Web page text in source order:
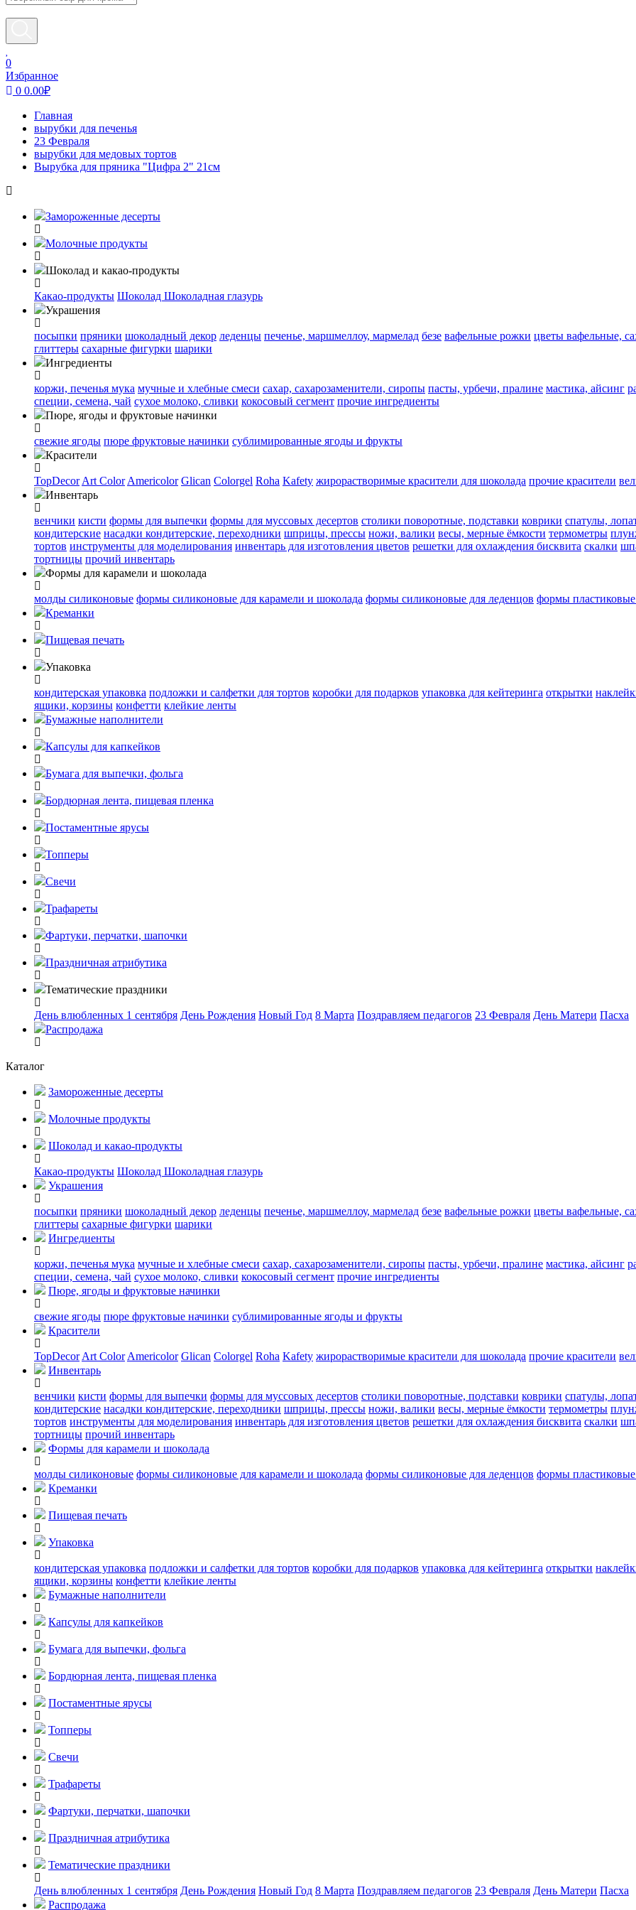
0
Избранное
0 0.00₽
Главная
вырубки для печенья
23 Февраля
вырубки для медовых тортов
Вырубка для пряника "Цифра 2" 21см
Замороженные десерты
Молочные продукты
Шоколад и какао-продукты
Какао-продукты Шоколад Шоколадная глазурь
Украшения
посыпки пряники шоколадный декор леденцы печенье, маршмеллоу, мармелад безе вафельные рожки цветы вафельные,
глиттеры сахарные фигурки шарики
Ингредиенты
коржи, печенья мука мучные и хлебные смеси сахар, сахарозаменители, сиропы пасты, урбечи, пралине мастика, айсинг
специи, семена, чай сухое молоко, сливки кокосовый сегмент прочие ингредиенты
Пюре, ягоды и фруктовые начинки
свежие ягоды пюре фруктовые начинки сублимированные ягоды и фрукты
Красители
TopDecor Art Color Americolor Glican Colorgel Roha Kafety жирорастворимые красители для шоколада прочие красители
Инвентарь
венчики кисти формы для выпечки формы для муссовых десертов столики поворотные, подставки коврики cпатулы,
кондитерские насадки кондитерские, переходники шприцы, прессы ножи, валики весы, мерные ёмкости термометры
тортов инструменты для моделирования инвентарь для изготовления цветов решетки для охлаждения бисквита скалки
тортницы прочий инвентарь
Формы для карамели и шоколада
молды силиконовые формы силиконовые для карамели и шоколада формы силиконовые для леденцов формы
Креманки
Пищевая печать
Упаковка
кондитерская упаковка подложки и салфетки для тортов коробки для подарков упаковка для кейтеринга открытки
ящики, корзины конфетти клейкие ленты
Бумажные наполнители
Капсулы для капкейков
Бумага для выпечки, фольга
Бордюрная лента, пищевая пленка
Постаментные ярусы
Топперы
Свечи
Трафареты
Фартуки, перчатки, шапочки
Праздничная атрибутика
Тематические праздники
День влюбленных 1 сентября День Рождения Новый Год 8 Марта Поздравляем педагогов 23 Февраля День Матери Пасха
Распродажа
Каталог
Замороженные десерты
Молочные продукты
Шоколад и какао-продукты
Какао-продукты Шоколад Шоколадная глазурь
Украшения
посыпки пряники шоколадный декор леденцы печенье, маршмеллоу, мармелад безе вафельные рожки цветы вафельные,
глиттеры сахарные фигурки шарики
Ингредиенты
коржи, печенья мука мучные и хлебные смеси сахар, сахарозаменители, сиропы пасты, урбечи, пралине мастика, айсинг
специи, семена, чай сухое молоко, сливки кокосовый сегмент прочие ингредиенты
Пюре, ягоды и фруктовые начинки
свежие ягоды пюре фруктовые начинки сублимированные ягоды и фрукты
Красители
TopDecor Art Color Americolor Glican Colorgel Roha Kafety жирорастворимые красители для шоколада прочие красители
Инвентарь
венчики кисти формы для выпечки формы для муссовых десертов столики поворотные, подставки коврики cпатулы,
кондитерские насадки кондитерские, переходники шприцы, прессы ножи, валики весы, мерные ёмкости термометры
тортов инструменты для моделирования инвентарь для изготовления цветов решетки для охлаждения бисквита скалки
тортницы прочий инвентарь
Формы для карамели и шоколада
молды силиконовые формы силиконовые для карамели и шоколада формы силиконовые для леденцов формы
Креманки
Пищевая печать
Упаковка
кондитерская упаковка подложки и салфетки для тортов коробки для подарков упаковка для кейтеринга открытки
ящики, корзины конфетти клейкие ленты
Бумажные наполнители
Капсулы для капкейков
Бумага для выпечки, фольга
Бордюрная лента, пищевая пленка
Постаментные ярусы
Топперы
Свечи
Трафареты
Фартуки, перчатки, шапочки
Праздничная атрибутика
Тематические праздники
День влюбленных 1 сентября День Рождения Новый Год 8 Марта Поздравляем педагогов 23 Февраля День Матери Пасха
Распродажа